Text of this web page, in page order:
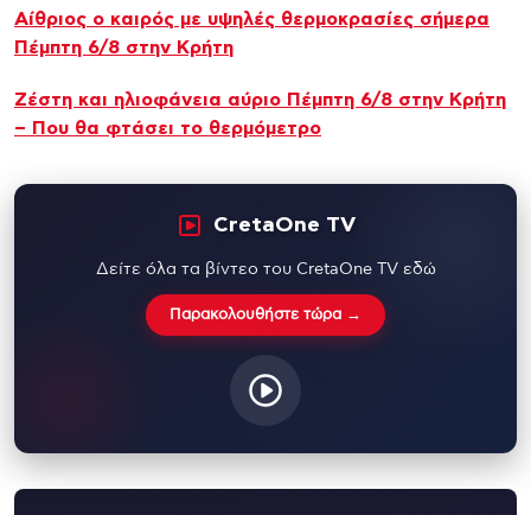
Αίθριος o καιρός με υψηλές θερμοκρασίες σήμερα
Πέμπτη 6/8 στην Κρήτη
Ζέστη και ηλιοφάνεια αύριο Πέμπτη 6/8 στην Κρήτη
– Που θα φτάσει το θερμόμετρο
CretaOne TV
Δείτε όλα τα βίντεο του CretaOne TV εδώ
Παρακολουθήστε τώρα →